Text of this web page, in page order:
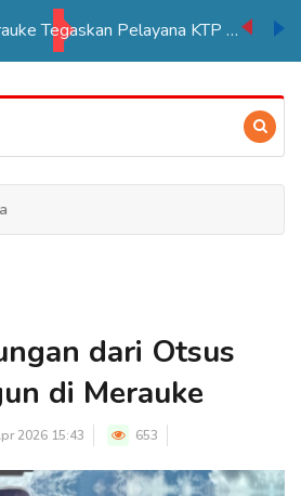
Kadisdukcapil Merauke Tegaskan Pelayana KTP Sesuai SOP
dari Otsus
di Merauke
2026 15:43 653